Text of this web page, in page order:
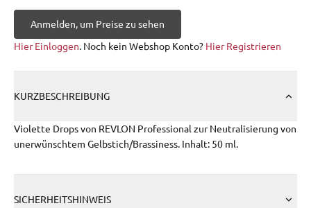
Anmelden, um Preise zu sehen
Hier Einloggen. Noch kein Webshop Konto? Hier Registrieren
KURZBESCHREIBUNG
Violette Drops von REVLON Professional zur Neutralisierung von
unerwünschtem Gelbstich/Brassiness. Inhalt: 50 ml.
SICHERHEITSHINWEIS